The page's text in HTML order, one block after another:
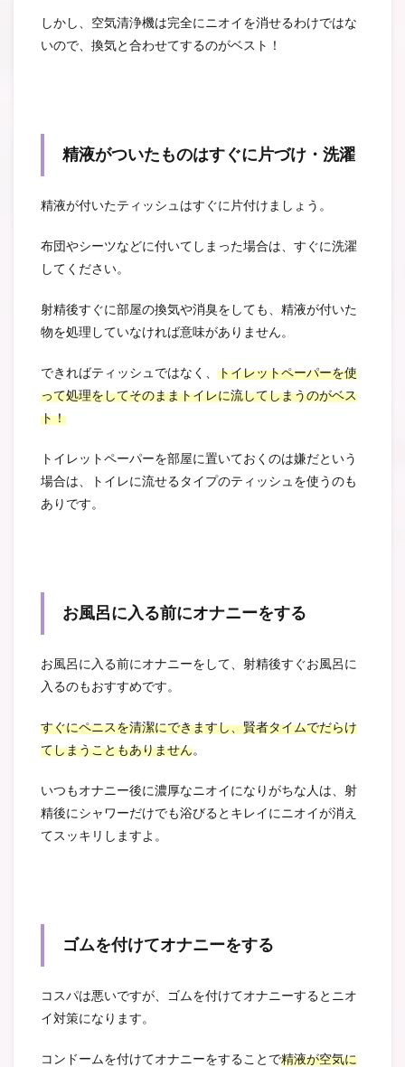
しかし、空気清浄機は完全にニオイを消せるわけではな
いので、換気と合わせてするのがベスト！
精液がついたものはすぐに片づけ・洗濯
精液が付いたティッシュはすぐに片付けましょう。
布団やシーツなどに付いてしまった場合は、すぐに洗濯
してください。
射精後すぐに部屋の換気や消臭をしても、精液が付いた
物を処理していなければ意味がありません。
できればティッシュではなく、 トイレットペーパーを使
って処理をしてそのままトイレに流してしまうのがベス
ト！
トイレットペーパーを部屋に置いておくのは嫌だという
場合は、トイレに流せるタイプのティッシュを使うのも
ありです。
お風呂に入る前にオナニーをする
お風呂に入る前にオナニーをして、射精後すぐお風呂に
入るのもおすすめです。
すぐにペニスを清潔にできますし、賢者タイムでだらけ
てしまうこともありません。
いつもオナニー後に濃厚なニオイになりがちな人は、射
精後にシャワーだけでも浴びるとキレイにニオイが消え
てスッキリしますよ。
ゴムを付けてオナニーをする
コスパは悪いですが、ゴムを付けてオナニーするとニオ
イ対策になります。
コンドームを付けてオナニーをすることで精液が空気に